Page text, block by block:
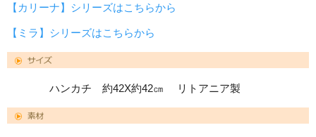
【カリーナ】シリーズはこちらから
【ミラ】シリーズはこちらから
ハンカチ 約42X約42㎝ リトアニア製